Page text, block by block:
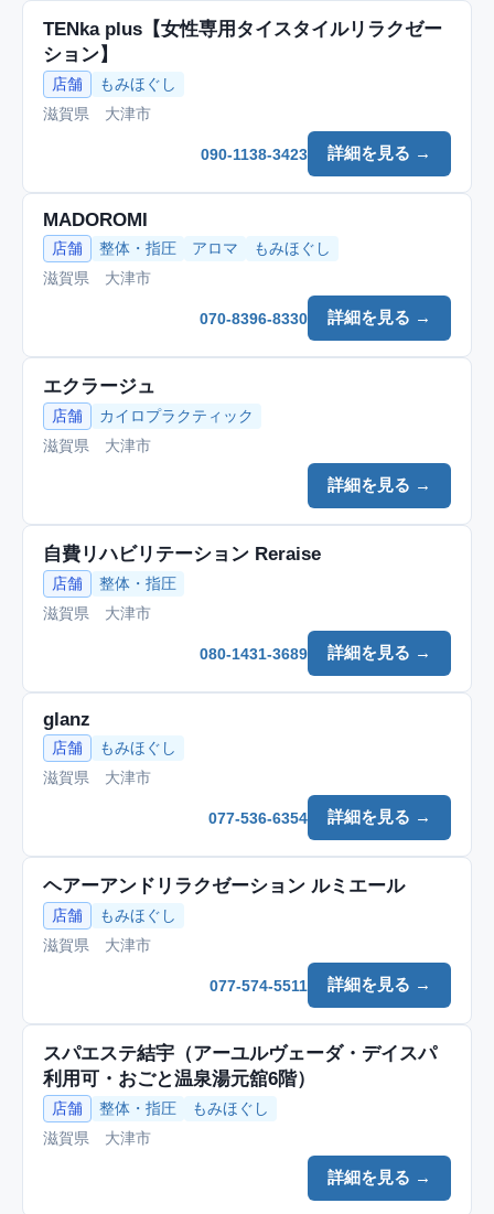
TENka plus【女性専用タイスタイルリラクゼー
ション】
店舗
もみほぐし
滋賀県 大津市
詳細を見る →
090-1138-3423
MADOROMI
店舗 整体・指圧 アロマ
もみほぐし
滋賀県 大津市
詳細を見る →
070-8396-8330
エクラージュ
店舗
カイロプラクティック
滋賀県 大津市
詳細を見る →
自費リハビリテーション Reraise
店舗
整体・指圧
滋賀県 大津市
詳細を見る →
080-1431-3689
glanz
店舗
もみほぐし
滋賀県 大津市
詳細を見る →
077-536-6354
ヘアーアンドリラクゼーション ルミエール
店舗
もみほぐし
滋賀県 大津市
詳細を見る →
077-574-5511
スパエステ結宇（アーユルヴェーダ・デイスパ
利用可・おごと温泉湯元舘6階）
店舗 整体・指圧
もみほぐし
滋賀県 大津市
詳細を見る →